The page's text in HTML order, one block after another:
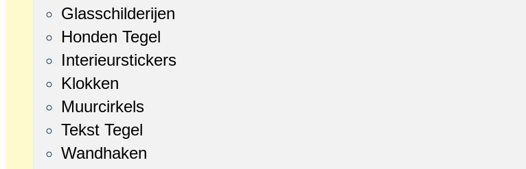
Glasschilderijen
Honden Tegel
Interieurstickers
Klokken
Muurcirkels
Tekst Tegel
Wandhaken